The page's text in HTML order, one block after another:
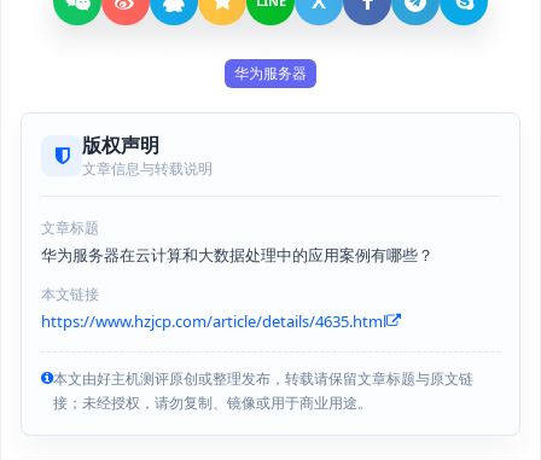
华为服务器
版权声明
文章信息与转载说明
文章标题
华为服务器在云计算和大数据处理中的应用案例有哪些？
本文链接
https://www.hzjcp.com/article/details/4635.html
本文由好主机测评原创或整理发布，转载请保留文章标题与原文链
接；未经授权，请勿复制、镜像或用于商业用途。